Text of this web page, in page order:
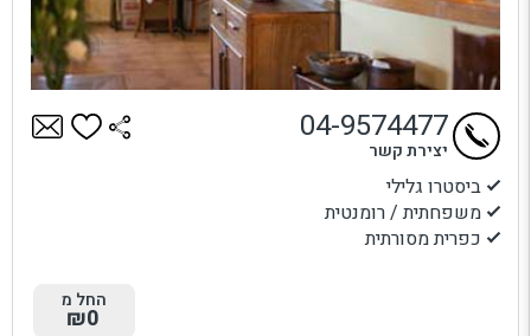
ביסטרו גלילי
משפחתית / רומנטית
כפרית מסורתית
04-9574477
יצירת קשר
החל מ
₪0